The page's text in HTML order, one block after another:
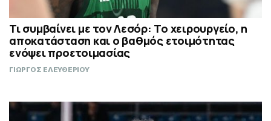
Τι συμβαίνει με τον Λεσόρ: Το χειρουργείο, η
αποκατάσταση και ο βαθμός ετοιμότητας
ενόψει προετοιμασίας
ΓΙΩΡΓΟΣ ΕΛΕΥΘΕΡΙΟΥ